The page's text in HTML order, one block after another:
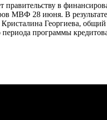
в
МВФ 28 июня. В
Георгиева,
периода программы